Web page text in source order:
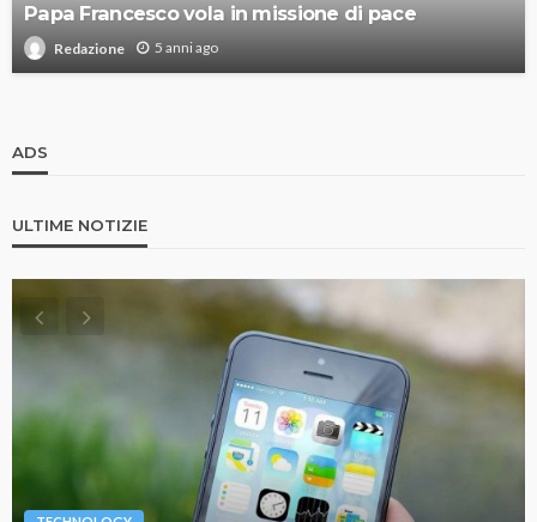
Papa Francesco vola in missione di pace
Redazione 5 anni ago
ADS
ULTIME NOTIZIE